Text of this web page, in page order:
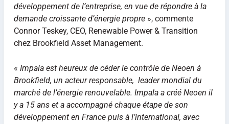
développement de l’entreprise, en vue de répondre à la
demande croissante d’énergie propre», commente
Connor Teskey, CEO, Renewable Power & Transition
chez Brookfield Asset Management.
« Impala est heureux de céder le contrôle de Neoen à
Brookfield, un acteur responsable, leader mondial du
marché de l’énergie renouvelable. Impala a créé Neoen il
y a 15 ans et a accompagné chaque étape de son
développement en France puis à l’international, avec